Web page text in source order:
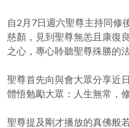
自2月7日週六聖尊主持同修
慈顏，見到聖尊無恙且康復
之心，專心聆聽聖尊殊勝的
聖尊首先向與會大眾分享近
體悟勉勵大眾：人生無常，
聖尊提及剛才播放的真佛般